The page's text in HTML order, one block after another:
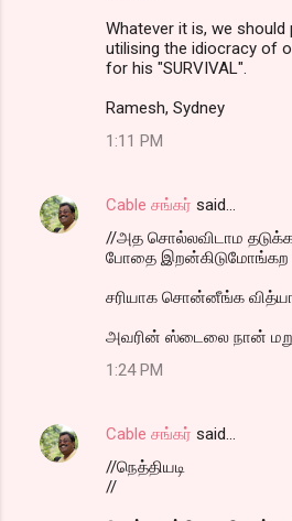
Whatever it is, we should
utilising the idiocracy of
for his "SURVIVAL".
Ramesh, Sydney
1:11 PM
Cable சங்கர் said…
//அத சொல்லவிடாம
போதை இறன்கிடுமோங்கற
சரியாக சொன்னீங்க
அவரின் ஸ்டைலை நான்
1:24 PM
Cable சங்கர் said…
//நெத்தியடி
//